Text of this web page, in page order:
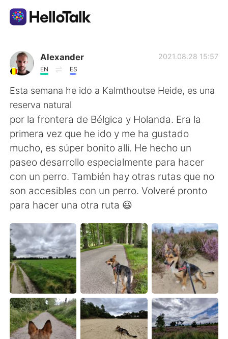
Language Exchange App
AI Grammar Checker
English
简体中文 繁體中文
Español العربية
Français Deutsch
日本語 한국어
Русский ไทย
Indonesia Italiano
Türkçe Tiếng Việt
Português
Alexander
EN ES
2021.08.28 15:57
Esta semana he ido a Kalmthoutse Heide, es una
reserva natural
por la frontera de Bélgica y Holanda. Era la
primera vez que he ido y me ha gustado
mucho, es súper bonito allí. He hecho un
paseo desarrollo especialmente para hacer
con un perro. También hay otras rutas que no
son accesibles con un perro. Volveré pronto
para hacer una otra ruta 😃